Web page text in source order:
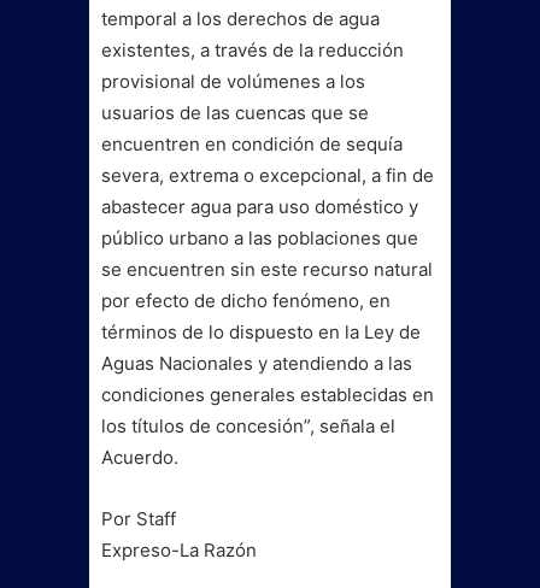
temporal a los derechos de agua
existentes, a través de la reducción
provisional de volúmenes a los
usuarios de las cuencas que se
encuentren en condición de sequía
severa, extrema o excepcional, a fin de
abastecer agua para uso doméstico y
público urbano a las poblaciones que
se encuentren sin este recurso natural
por efecto de dicho fenómeno, en
términos de lo dispuesto en la Ley de
Aguas Nacionales y atendiendo a las
condiciones generales establecidas en
los títulos de concesión”, señala el
Acuerdo.
Por Staff
Expreso-La Razón